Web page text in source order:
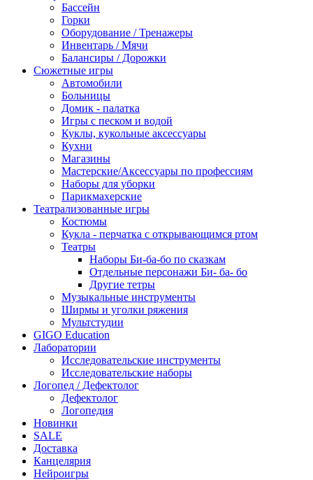
Бассейн
Горки
Оборудование / Тренажеры
Инвентарь / Мячи
Балансиры / Дорожки
Сюжетные игры
Автомобили
Больницы
Домик - палатка
Игры с песком и водой
Куклы, кукольные аксессуары
Кухни
Магазины
Мастерские/Аксессуары по профессиям
Наборы для уборки
Парикмахерские
Театрализованные игры
Костюмы
Кукла - перчатка с открывающимся ртом
Театры
Наборы Би-ба-бо по сказкам
Отдельные персонажи Би- ба- бо
Другие тетры
Музыкальные инструменты
Ширмы и уголки ряжения
Мультстудии
GIGO Education
Лаборатории
Исследовательские инструменты
Исследовательские наборы
Логопед / Дефектолог
Дефектолог
Логопедия
Новинки
SALE
Доставка
Канцелярия
Нейроигры